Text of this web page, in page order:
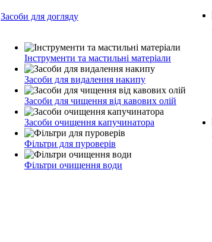
Засоби для догляду
Інструменти та мастильні матеріали
Засоби для видалення накипу
Засоби для чищення від кавових олій
Засоби очищення капучинатора
Фільтри для пуроверів
Фільтри очищення води